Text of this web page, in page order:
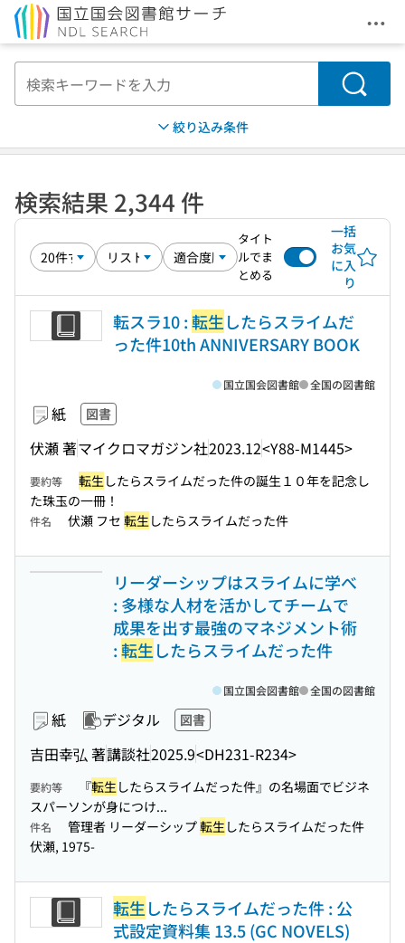
メ
検索
絞り込み条件
検索結果 2,344 件
タイト
ルでま
とめる
一括
お気
に入
り
転スラ10 :転生したらスライムだ
った件10th ANNIVERSARY BOOK
紙 図書
伏瀬 著マイクロマガジン社2023.12<Y88-M1445>
国立国会図書館 全国の図書館
要約等 転生したらスライムだった件の誕生１０年を記念し
た珠玉の一冊！
件名 伏瀬 フセ 転生したらスライムだった件
リーダーシップはスライムに学べ
: 多様な人材を活かしてチームで
成果を出す最強のマネジメント術
:転生したらスライムだった件
紙 デジタル 図書
吉田幸弘 著講談社2025.9<DH231-R234>
国立国会図書館 全国の図書館
要約等 『転生したらスライムだった件』の名場面でビジネ
スパーソンが身につけ...
件名 管理者 リーダーシップ転生したらスライムだった件
伏瀬, 1975-
転生したらスライムだった件 : 公
式設定資料集 13.5 (GC NOVELS)